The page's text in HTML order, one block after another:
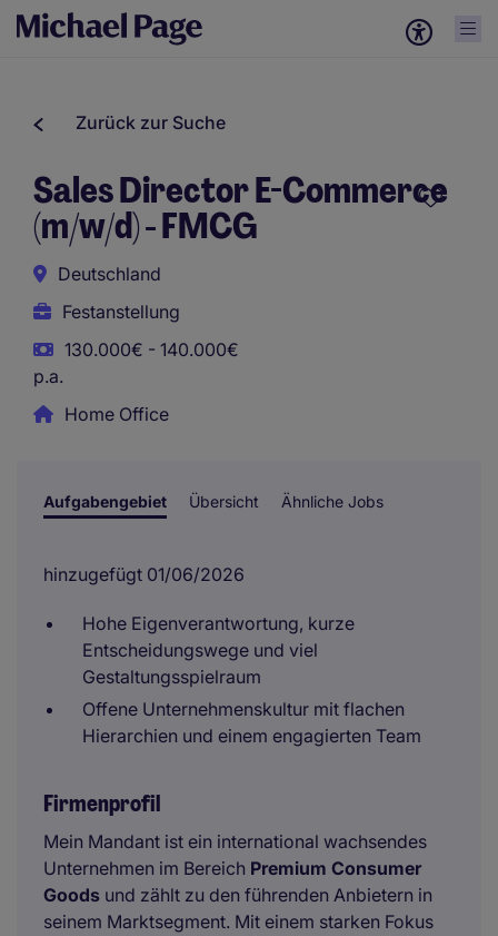
Zurück zur Suche
Sales Director E-Commerce
(m/w/d) - FMCG
Deutschland
Festanstellung
130.000€ - 140.000€
p.a.
Home Office
Aufgabengebiet Übersicht Ähnliche Jobs
hinzugefügt 01/06/2026
Hohe Eigenverantwortung, kurze
Entscheidungswege und viel
Gestaltungsspielraum
Offene Unternehmenskultur mit flachen
Hierarchien und einem engagierten Team
Firmenprofil
Mein Mandant ist ein international wachsendes
Unternehmen im Bereich Premium Consumer
Goods und zählt zu den führenden Anbietern in
seinem Marktsegment. Mit einem starken Fokus